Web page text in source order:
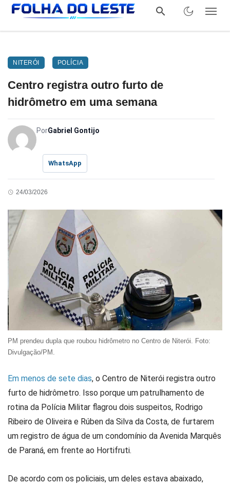
NITERÓI POLÍCIA
Centro registra outro furto de
hidrômetro em uma semana
PorGabriel Gontijo
WhatsApp
24/03/2026
PM prendeu dupla que roubou hidrômetro no Centro de Niterói. Foto:
Divulgação/PM.
Em menos de sete dias, o Centro de Niterói registra outro
furto de hidrômetro. Isso porque um patrulhamento de
rotina da Polícia Militar flagrou dois suspeitos, Rodrigo
Ribeiro de Oliveira e Rúben da Silva da Costa, de furtarem
um registro de água de um condomínio da Avenida Marquês
de Paraná, em frente ao Hortifruti.
De acordo com os policiais, um deles estava abaixado,